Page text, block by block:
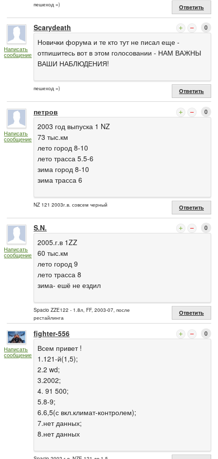
пешеход =) Ответить
Написать
сообщение
Scarydeath 0
Новички форума и те кто тут не писал еще -
отпишитесь вот в этом голосовании - НАМ ВАЖНЫ
ВАШИ НАБЛЮДЕНИЯ!
пешеход =) Ответить
Написать
сообщение
петров 0
2003 год выпуска 1 NZ
73 тыс.км
лето город 8-10
лето трасса 5.5-6
зима город 8-10
зима трасса 6
NZ 121 2003г.в. совсем черный Ответить
Написать
сообщение
S.N. 0
2005.г.в 1ZZ
60 тыс.км
лето город 9
лето трасса 8
зима- ешё не ездил
Spacio ZZE122 - 1.8л, FF, 2003-07, после
рестайлинга
Ответить
Написать
сообщение
fighter-556 0
Всем привет !
1.121-й(1,5);
2.2 wd;
3.2002;
4. 91 500;
5.8-9;
6.6,5(с вкл.климат-контролем);
7.нет данных;
8.нет данных